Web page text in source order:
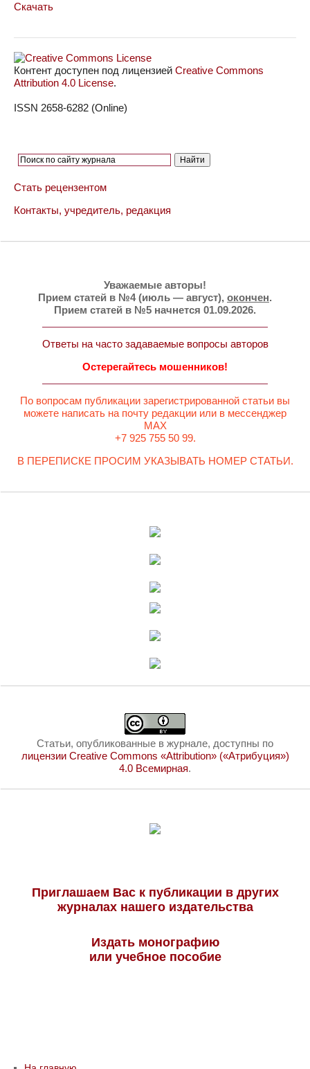
Скачать
Контент доступен под лицензией Creative Commons
Attribution 4.0 License.
ISSN 2658-6282 (Online)
Стать рецензентом
Контакты, учредитель, редакция
Уважаемые авторы!
Прием статей в №4 (июль — август), окончен.
Прием статей в №5 начнется 01.09.2026.
Ответы на часто задаваемые вопросы авторов
Остерегайтесь мошенников!
По вопросам публикации зарегистрированной статьи вы
можете написать на почту редакции или в мессенджер
MAX
+7 925 755 50 99.
В ПЕРЕПИСКЕ ПРОСИМ УКАЗЫВАТЬ НОМЕР СТАТЬИ.
Статьи, опубликованные в журнале, доступны по
лицензии Creative Commons «Attribution» («Атрибуция»)
4.0 Всемирная.
Приглашаем Вас к публикации в других
журналах нашего издательства
Издать монографию
или учебное пособие